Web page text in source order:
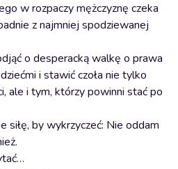
w rozpaczy mężczyznę czeka
z najmniej spodziewanej
o desperacką walkę o prawa
i stawić czoła nie tylko
ale i tym, którzy powinni stać po
siłę, by wykrzyczeć: Nie oddam